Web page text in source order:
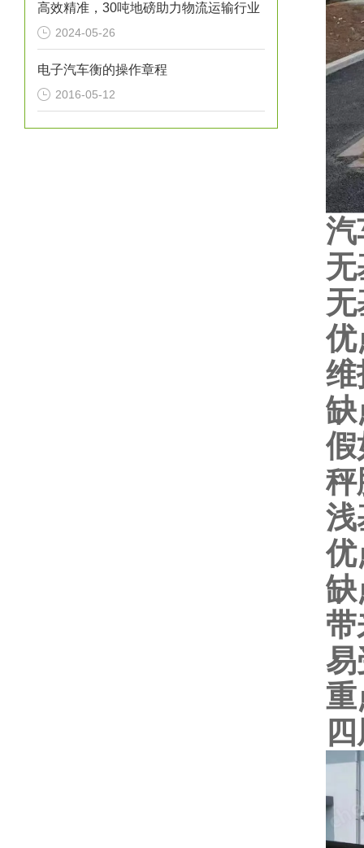
高效精准，30吨地磅助力物流运输行业
2024-05-26
电子汽车衡的操作章程
2016-05-12
汽
优
维
缺
假
秤
浅
优
缺
易